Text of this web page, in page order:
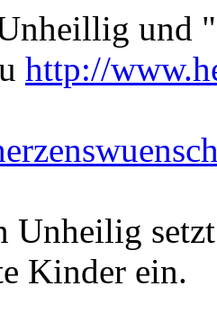
und
http://
Unheilig
Kinder ein.